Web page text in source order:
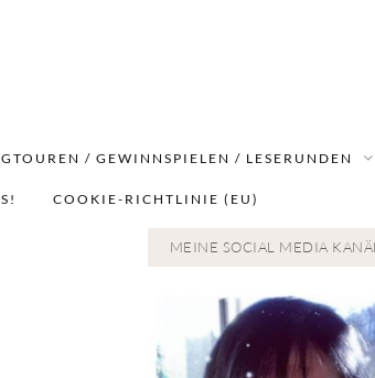
/ GEWINNSPIELEN / LESERUNDEN
COOKIE-RICHTLINIE (EU)
MEINE SOCIAL MEDIA